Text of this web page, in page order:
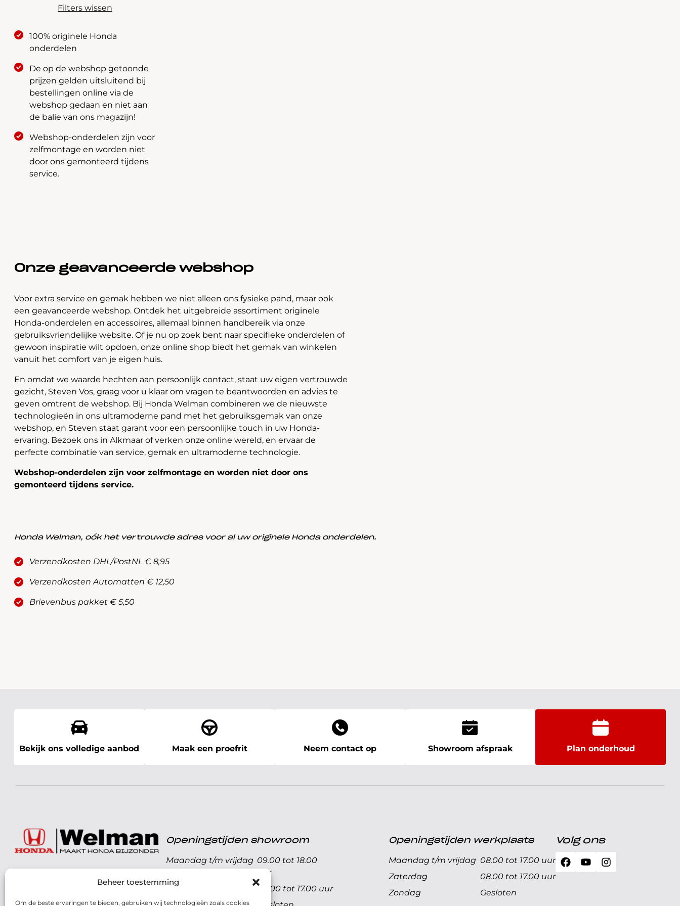
Beheer toestemming
Om de beste ervaringen te bieden, gebruiken wij technologieën zoals cookies
Filters wissen
100% originele Honda
onderdelen
De op de webshop getoonde
prijzen gelden uitsluitend bij
bestellingen online via de
webshop gedaan en niet aan
de balie van ons magazijn!
Webshop-onderdelen zijn voor
zelfmontage en worden niet
door ons gemonteerd tijdens
service.
Onze geavanceerde webshop
Voor extra service en gemak hebben we niet alleen ons fysieke pand, maar ook
een geavanceerde webshop. Ontdek het uitgebreide assortiment originele
Honda-onderdelen en accessoires, allemaal binnen handbereik via onze
gebruiksvriendelijke website. Of je nu op zoek bent naar specifieke onderdelen of
gewoon inspiratie wilt opdoen, onze online shop biedt het gemak van winkelen
vanuit het comfort van je eigen huis.
En omdat we waarde hechten aan persoonlijk contact, staat uw eigen vertrouwde
gezicht, Steven Vos, graag voor u klaar om vragen te beantwoorden en advies te
geven omtrent de webshop. Bij Honda Welman combineren we de nieuwste
technologieën in ons ultramoderne pand met het gebruiksgemak van onze
webshop, en Steven staat garant voor een persoonlijke touch in uw Honda-
ervaring. Bezoek ons in Alkmaar of verken onze online wereld, en ervaar de
perfecte combinatie van service, gemak en ultramoderne technologie.
Webshop-onderdelen zijn voor zelfmontage en worden niet door ons
gemonteerd tijdens service.
Honda Welman, oók het vertrouwde adres voor al uw originele Honda onderdelen.
Verzendkosten DHL/PostNL € 8,95
Verzendkosten Automatten € 12,50
Brievenbus pakket € 5,50
Bekijk ons volledige aanbod Maak een proefrit Neem contact op Showroom afspraak Plan onderhoud
072 - 57 16 9 40
Parelweg 3, 1812 RS
Openingstijden showroom
Maandag t/m vrijdag 09.00 tot 18.00
uur
Zaterdag
09.00 tot 17.00 uur
Openingstijden werkplaats
Maandag t/m vrijdag 08.00 tot 17.00 uur
Zaterdag
08.00 tot 17.00 uur
Zondag
Gesloten
Volg ons